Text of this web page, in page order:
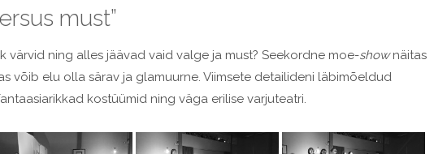
must”
värvid ning alles jäävad vaid valge ja must? Seekordne moe-shownäitas
võib elu olla särav ja glamuurne. Viimsete detailideni läbimõeldud
kostüümid ning väga erilise varjuteatri.